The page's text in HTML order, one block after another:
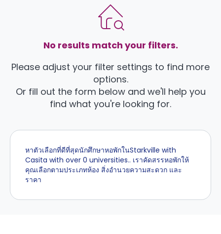
No results match your filters.
Please adjust your filter settings to find more
options.
Or fill out the form below and we'll help you
find what you're looking for.
หาตัวเลือกที่ดีที่สุดนักศึกษาหอพักในStarkville with
Casita with over 0 universities.. เราคัดสรรหอพักให้
คุณเลือกตามประเภทห้อง สิ่งอำนวยความสะดวก และ
ราคา